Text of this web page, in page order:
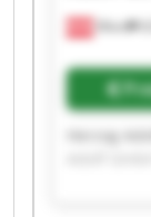
Wien
Herzog
GmbH